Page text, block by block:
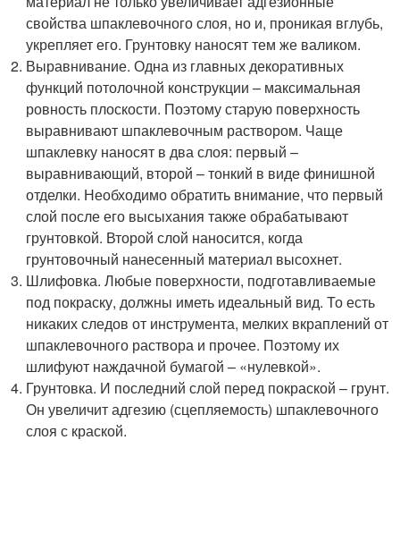
свойства шпаклевочного слоя, но и, проникая вглубь,
укрепляет его. Грунтовку наносят тем же валиком.
Выравнивание. Одна из главных декоративных
функций потолочной конструкции – максимальная
ровность плоскости. Поэтому старую поверхность
выравнивают шпаклевочным раствором. Чаще
шпаклевку наносят в два слоя: первый –
выравнивающий, второй – тонкий в виде финишной
отделки. Необходимо обратить внимание, что первый
слой после его высыхания также обрабатывают
грунтовкой. Второй слой наносится, когда
грунтовочный нанесенный материал высохнет.
Шлифовка. Любые поверхности, подготавливаемые
под покраску, должны иметь идеальный вид. То есть
никаких следов от инструмента, мелких вкраплений от
шпаклевочного раствора и прочее. Поэтому их
шлифуют наждачной бумагой – «нулевкой».
Грунтовка. И последний слой перед покраской – грунт.
Он увеличит адгезию (сцепляемость) шпаклевочного
слоя с краской.